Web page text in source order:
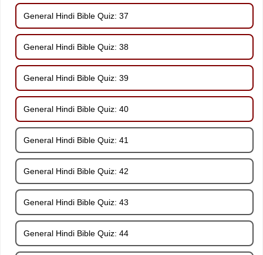
General Hindi Bible Quiz: 37
General Hindi Bible Quiz: 38
General Hindi Bible Quiz: 39
General Hindi Bible Quiz: 40
General Hindi Bible Quiz: 41
General Hindi Bible Quiz: 42
General Hindi Bible Quiz: 43
General Hindi Bible Quiz: 44